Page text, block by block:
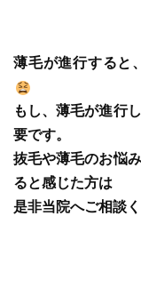
薄毛が進行すると
もし、薄毛が進行
要です。
抜毛や薄毛のお悩
ると感じた方は
是非当院へご相談